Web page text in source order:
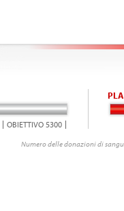
OBIETTIVO 5300
Numero delle donazioni di